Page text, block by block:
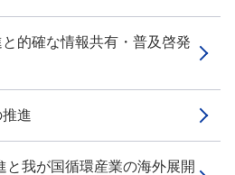
的確な情報共有・普及啓発
進
我が国循環産業の海外展開